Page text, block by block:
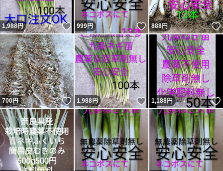
1,988円 いいね！
999円 いいね！
888円
700円 いいね！
1,988円 いいね！
1,188円